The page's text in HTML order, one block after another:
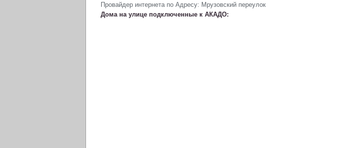
Провайдер интернета по Адресу: Мрузовский переулок
Дома на улице подключенные к АКАДО: